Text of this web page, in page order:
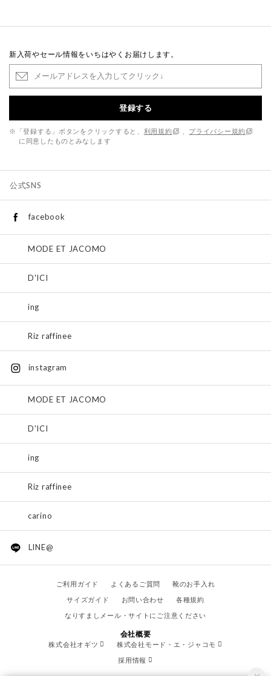
新入荷やセール情報をいちはやくお届けします。
登録する
※「登録する」ボタンをクリックすると、 利用規約
プライバシー規約
に同意したものとみなします
公式SNS
facebook
MODE ET JACOMO
D'ICI
ing
Riz raffinee
instagram
MODE ET JACOMO
D'ICI
ing
Riz raffinee
carino
LINE@
ご利用ガイド よくあるご質問
靴のお手入れ
サイズガイド
お問い合わせ
各種規約
なりすましメール・サイトにご注意ください
会社概要
株式会社オギツ
株式会社モード・エ・ジャコモ
採用情報